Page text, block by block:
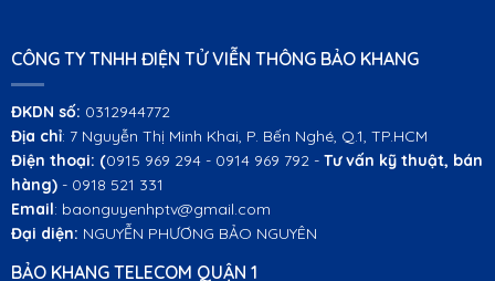
CÔNG TY TNHH ĐIỆN TỬ VIỄN THÔNG BẢO KHANG
ĐKDN số: 0312944772
Địa chỉ: 7 Nguyễn Thị Minh Khai, P. Bến Nghé, Q.1, TP.HCM
Điện thoại: (0915 969 294 - 0914 969 792 - Tư vấn kỹ thuật, bán
hàng) - 0918 521 331
Email: baonguyenhptv@gmail.com
Đại diện: NGUYỄN PHƯƠNG BẢO NGUYÊN
BẢO KHANG TELECOM QUẬN 1